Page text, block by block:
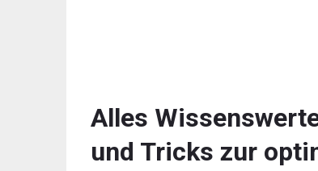
Alles
und Tricks zur